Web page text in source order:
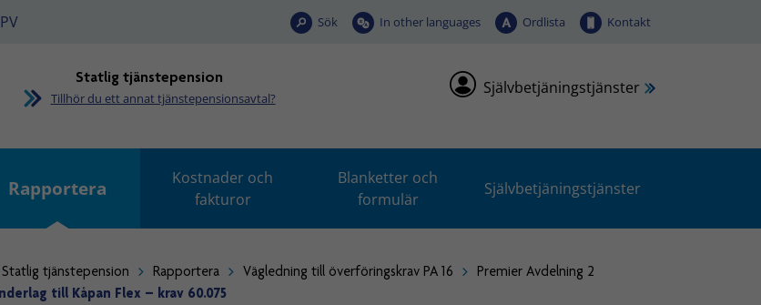
Sök In other languages Ordlista Kontakt
Statlig tjänstepension
Tillhör du ett annat tjänstepensionsavtal?
Självbetjäningstjänster
Rapportera
Kostnader och
fakturor
Blanketter och
formulär
Självbetjäningstjänster
Statlig tjänstepension Rapportera Vägledning till överföringskrav PA 16
Premier Avdelning 2
till Kåpan Flex – krav 60.075